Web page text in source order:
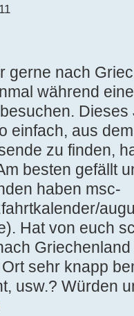
gerne nach
während
einfach, aus
zu finden,
besten gefällt
haben msc-
Hat von euch
sehr knapp
usw.? Würden